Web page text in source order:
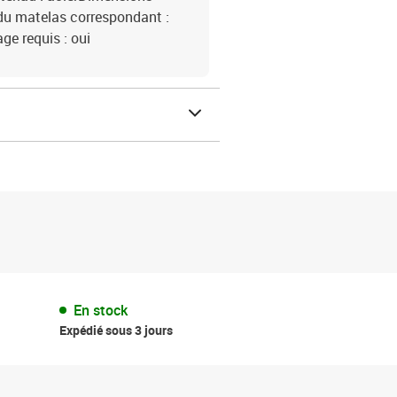
matelas correspondant :
requis : oui
En stock
Expédié sous 3 jours